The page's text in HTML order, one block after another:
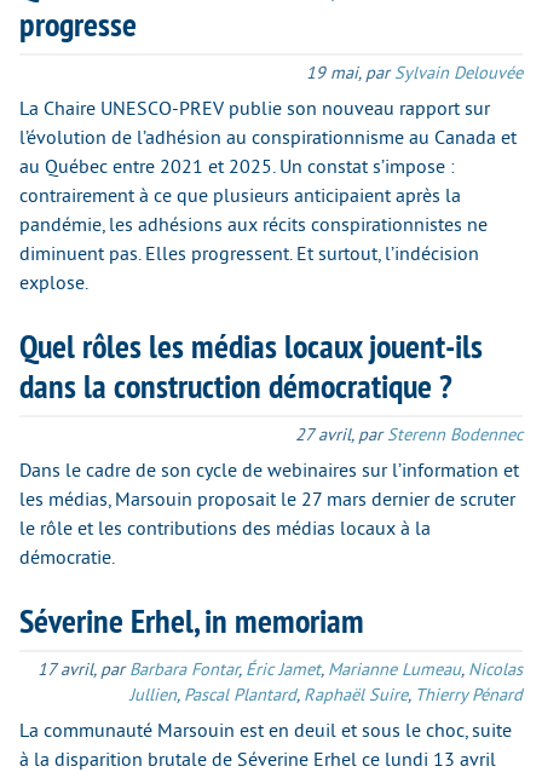
progresse
19 mai, parSylvain Delouvée
La Chaire UNESCO-PREV publie son nouveau rapport sur
l’évolution de l’adhésion au conspirationnisme au Canada et
au Québec entre 2021 et 2025. Un constat s’impose :
contrairement à ce que plusieurs anticipaient après la
pandémie, les adhésions aux récits conspirationnistes ne
diminuent pas. Elles progressent. Et surtout, l’indécision
explose.
Quel rôles les médias locaux jouent-ils
dans la construction démocratique ?
27 avril, parSterenn Bodennec
Dans le cadre de son cycle de webinaires sur l’information et
les médias, Marsouin proposait le 27 mars dernier de scruter
le rôle et les contributions des médias locaux à la
démocratie.
Séverine Erhel, in memoriam
17 avril, parBarbara Fontar, Éric Jamet, Marianne Lumeau, Nicolas
Jullien, Pascal Plantard, Raphaël Suire, Thierry Pénard
La communauté Marsouin est en deuil et sous le choc, suite
à la disparition brutale de Séverine Erhel ce lundi 13 avril